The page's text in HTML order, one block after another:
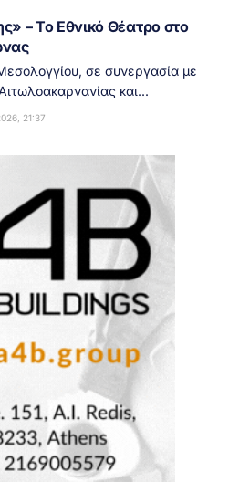
– Το Εθνικό Θέατρο στο
σε συνεργασία με
και...
21:37